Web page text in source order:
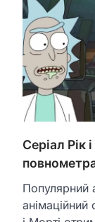
Серіал Рік
Популярний
анімаційний